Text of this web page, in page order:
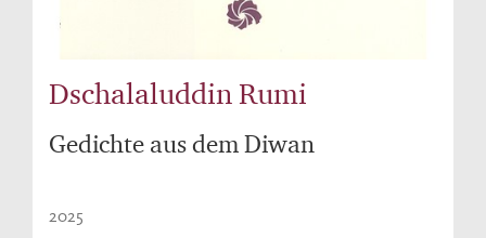
Dschalaluddin Rumi
Gedichte aus dem Diwan
2025